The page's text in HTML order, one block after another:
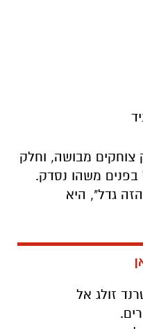
צוחקים מבושה, וחלק
בפנים משהו נסדק.
גדל", היא
זולג אל